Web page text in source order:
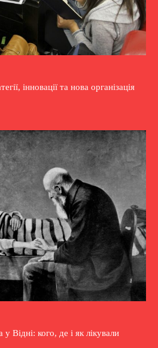
інновації та нова організація
Відні: кого, де і як лікували